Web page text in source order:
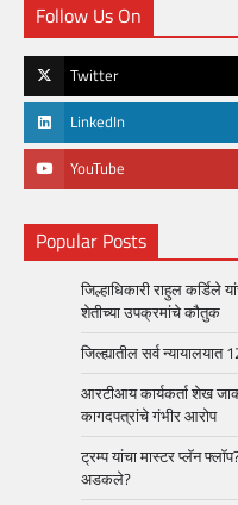
Follow Us On
Twitter
LinkedIn
YouTube
Popular Posts
जिल्हाधिकारी राहुल कर्डिले
शेतीच्या उपक्रमांचे कौतुक
जिल्ह्यातील सर्व
आरटीआय कार्यकर्ता शेख
कागदपत्रांचे गंभीर आरोप
ट्रम्प यांचा मास्टर प्लॅन
अडकले?